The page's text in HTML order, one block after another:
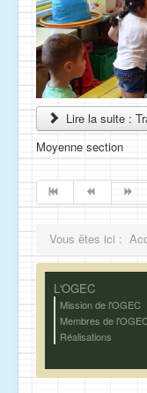
Lire la suite :
Moyenne section
Vous êtes ici :
L'OGEC
Mission de l'OGEC
Membres de
Réalisations